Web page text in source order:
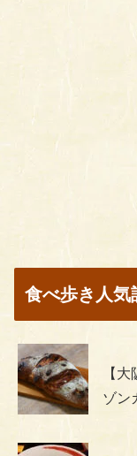
食べ歩き人気
【
ゾン